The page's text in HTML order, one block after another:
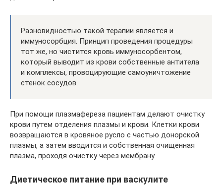
Разновидностью такой терапии является и
иммуносорбция. Принцип проведения процедуры
тот же, но чистится кровь иммуносорбентом,
который выводит из крови собственные антитела
и комплексы, провоцирующие самоуничтожение
стенок сосудов.
При помощи плазмафереза пациентам делают очистку
крови путем отделения плазмы и крови. Клетки крови
возвращаются в кровяное русло с частью донорской
плазмы, а затем вводится и собственная очищенная
плазма, проходя очистку через мембрану.
Диетическое питание при васкулите